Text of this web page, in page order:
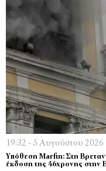
19:32 - 5 Αυγούστου 2026
Υπόθεση Marfin: Στη
έκδοση της 46χρονης στην